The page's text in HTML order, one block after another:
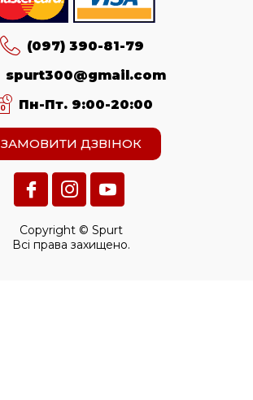
(097) 390-81-79
spurt300@gmail.com
Пн-Пт. 9:00-20:00
ЗАМОВИТИ ДЗВІНОК
Copyright © Spurt
Всі права захищено.